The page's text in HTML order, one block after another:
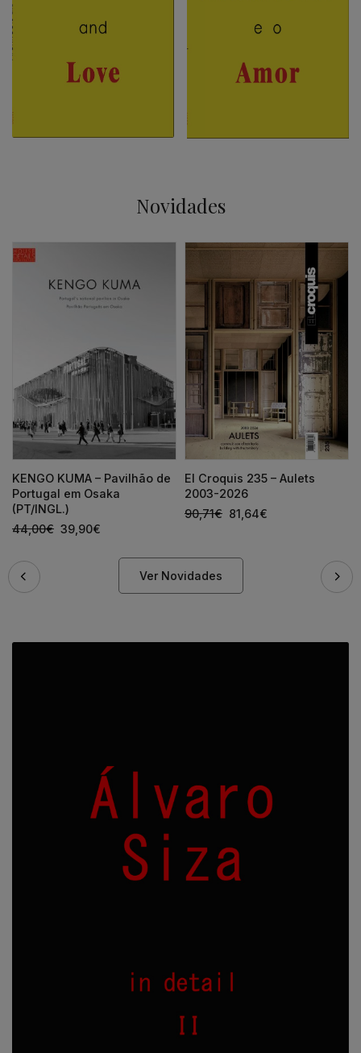
Novidades
KENGO KUMA – Pavilhão de
Portugal em Osaka
(PT/INGL.)
44,00€ 39,90€
El Croquis 235 – Aulets
2003-2026
90,71€ 81,64€
Ver Novidades